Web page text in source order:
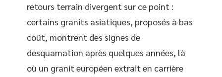
retours terrain divergent sur ce point :
certains granits asiatiques, proposés à bas
coût, montrent des signes de
desquamation après quelques années, là
où un granit européen extrait en carrière